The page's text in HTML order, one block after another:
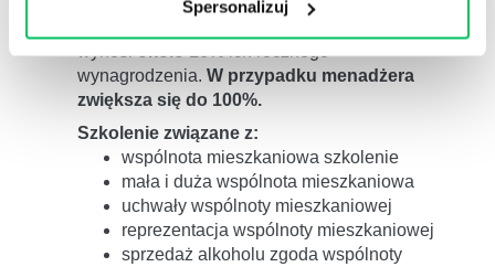
Spersonalizuj
wynagrodzenia. W przypadku menadżera
zwiększa się do 100%.
Szkolenie związane z:
wspólnota mieszkaniowa szkolenie
mała i duża wspólnota mieszkaniowa
uchwały wspólnoty mieszkaniowej
reprezentacja wspólnoty mieszkaniowej
sprzedaż alkoholu zgoda wspólnoty